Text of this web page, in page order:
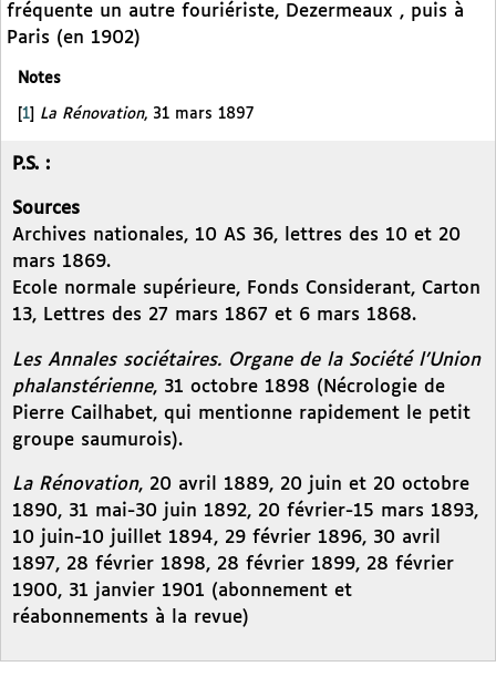
fréquente un autre fouriériste, Dezermeaux , puis à
Paris (en 1902)
Notes
1 La Rénovation, 31 mars 1897
P.S. :
Sources
Archives nationales, 10 AS 36, lettres des 10 et 20
mars 1869.
Ecole normale supérieure, Fonds Considerant, Carton
13, Lettres des 27 mars 1867 et 6 mars 1868.
Les Annales sociétaires. Organe de la Société l’Union
phalanstérienne, 31 octobre 1898 (Nécrologie de
Pierre Cailhabet, qui mentionne rapidement le petit
groupe saumurois).
La Rénovation, 20 avril 1889, 20 juin et 20 octobre
1890, 31 mai-30 juin 1892, 20 février-15 mars 1893,
10 juin-10 juillet 1894, 29 février 1896, 30 avril
1897, 28 février 1898, 28 février 1899, 28 février
1900, 31 janvier 1901 (abonnement et
réabonnements à la revue)